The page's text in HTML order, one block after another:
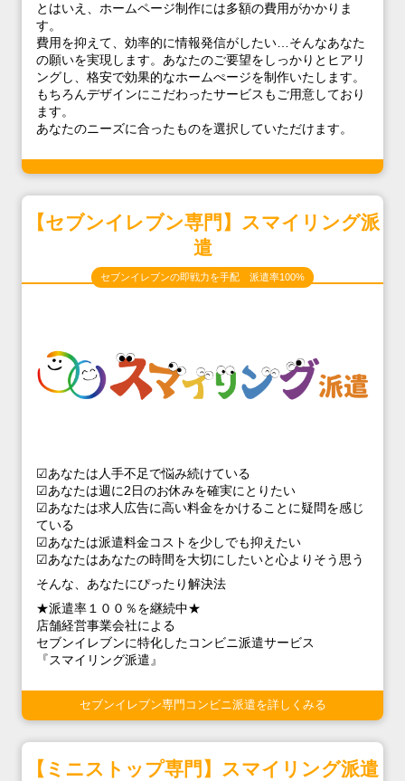
とはいえ、ホームページ制作には多額の費用がかかりま
す。
費用を抑えて、効率的に情報発信がしたい…そんなあなた
の願いを実現します。あなたのご要望をしっかりとヒアリ
ングし、格安で効果的なホームぺージを制作いたします。
もちろんデザインにこだわったサービスもご用意しており
ます。
あなたのニーズに合ったものを選択していただけます。
【セブンイレブン専門】スマイリング派
遣
セブンイレブンの即戦力を手配 派遣率100%
☑あなたは人手不足で悩み続けている
☑あなたは週に2日のお休みを確実にとりたい
☑あなたは求人広告に高い料金をかけることに疑問を感じ
ている
☑あなたは派遣料金コストを少しでも抑えたい
☑あなたはあなたの時間を大切にしたいと心よりそう思う
そんな、あなたにぴったり解決法
★派遣率１００％を継続中★
店舗経営事業会社による
セブンイレブンに特化したコンビニ派遣サービス
『スマイリング派遣』
セブンイレブン専門コンビニ派遣を詳しくみる
【ミニストップ専門】スマイリング派遣